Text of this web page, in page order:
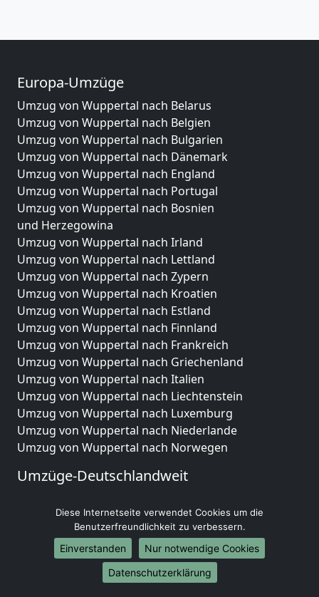
Europa-Umzüge
Umzug von Wuppertal nach Belarus
Umzug von Wuppertal nach Belgien
Umzug von Wuppertal nach Bulgarien
Umzug von Wuppertal nach Dänemark
Umzug von Wuppertal nach England
Umzug von Wuppertal nach Portugal
Umzug von Wuppertal nach Bosnien
und Herzegowina
Umzug von Wuppertal nach Irland
Umzug von Wuppertal nach Lettland
Umzug von Wuppertal nach Zypern
Umzug von Wuppertal nach Kroatien
Umzug von Wuppertal nach Estland
Umzug von Wuppertal nach Finnland
Umzug von Wuppertal nach Frankreich
Umzug von Wuppertal nach Griechenland
Umzug von Wuppertal nach Italien
Umzug von Wuppertal nach Liechtenstein
Umzug von Wuppertal nach Luxemburg
Umzug von Wuppertal nach Niederlande
Umzug von Wuppertal nach Norwegen
Umzüge-Deutschlandweit
Umzug von Wuppertal nach Hamburg
Umzug von Wuppertal nach München
Umzug von Wuppertal nach Köln
Umzug von Wuppertal nach Frankfurt am Main
Umzug von Wuppertal nach Stuttgart
Diese Internetseite verwendet Cookies um die
Benutzerfreundlichkeit zu verbessern.
Einverstanden
Nur notwendige Cookies
Datenschutzerklärung